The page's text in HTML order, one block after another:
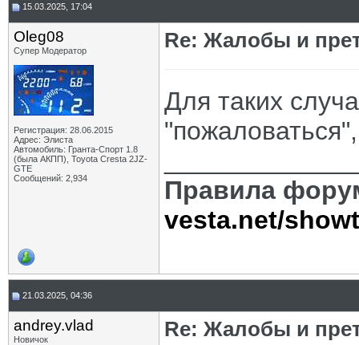
15.03.2025, 17:04
Oleg08
Супер Модератор
Регистрация: 28.06.2015
Адрес: Элиста
Автомобиль: Гранта-Спорт 1.8
(была АКПП), Toyota Cresta 2JZ-
GTE
Сообщений: 2,934
Re: Жалобы и
Для таких
Правила
vesta.net/
21.03.2025, 04:36
andrey.vlad
Новичок
Re: Жалобы и